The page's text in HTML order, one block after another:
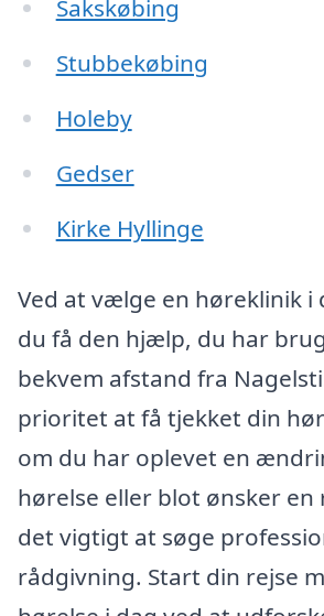
Sakskøbing
Stubbekøbing
Holeby
Gedser
Kirke Hyllinge
Ved at vælge en høreklinik i
du få den hjælp, du har
bekvem afstand fra
prioritet at få tjekket din
om du har oplevet en
hørelse eller blot ønsker
det vigtigt at søge
rådgivning. Start din rejse